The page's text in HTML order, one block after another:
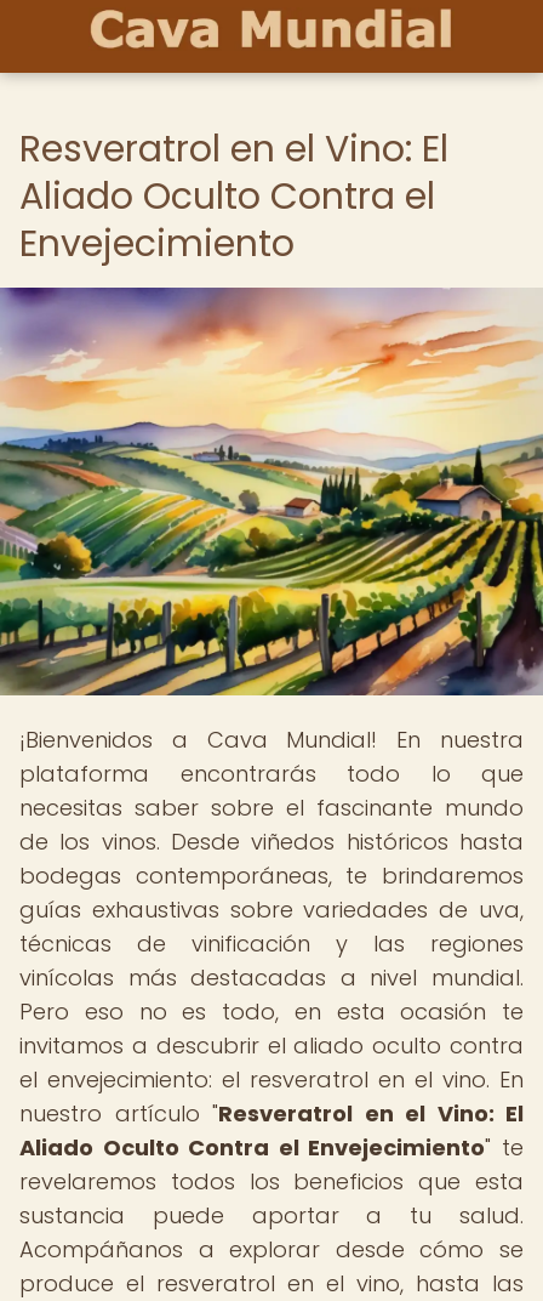
Resveratrol en el Vino: El
Aliado Oculto Contra el
Envejecimiento
¡Bienvenidos a Cava Mundial! En nuestra
plataforma encontrarás todo lo que
necesitas saber sobre el fascinante mundo
de los vinos. Desde viñedos históricos hasta
bodegas contemporáneas, te brindaremos
guías exhaustivas sobre variedades de uva,
técnicas de vinificación y las regiones
vinícolas más destacadas a nivel mundial.
Pero eso no es todo, en esta ocasión te
invitamos a descubrir el aliado oculto contra
el envejecimiento: el resveratrol en el vino. En
nuestro artículo "Resveratrol en el Vino: El
Aliado Oculto Contra el Envejecimiento" te
revelaremos todos los beneficios que esta
sustancia puede aportar a tu salud.
Acompáñanos a explorar desde cómo se
produce el resveratrol en el vino, hasta las